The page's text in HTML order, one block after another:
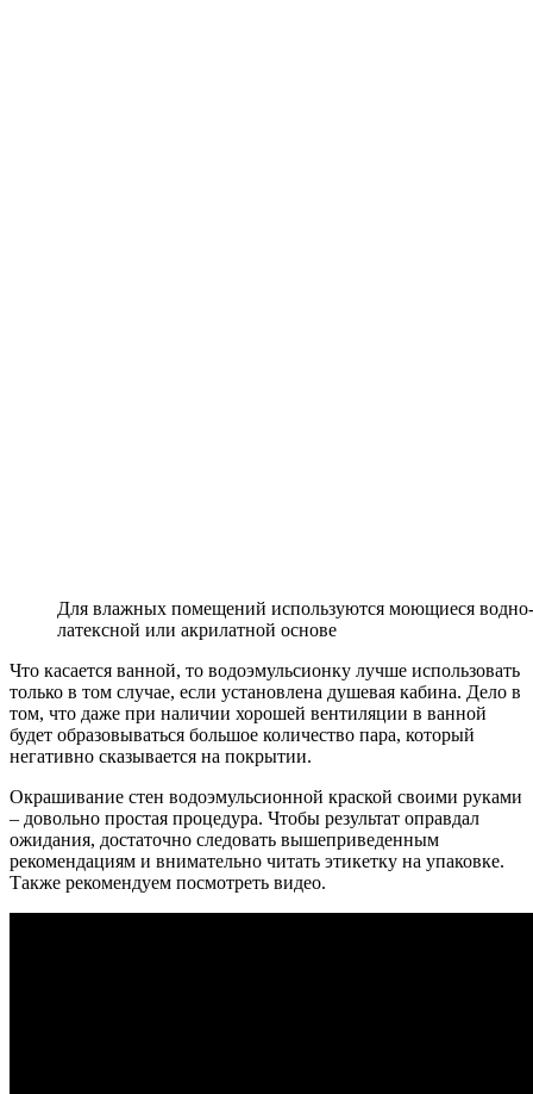
Для влажных помещений используются моющиеся
латексной или акрилатной основе
Что касается ванной, то водоэмульсионку лучше использовать
только в том случае, если установлена душевая кабина. Дело в
том, что даже при наличии хорошей вентиляции в ванной
будет образовываться большое количество пара, который
негативно сказывается на покрытии.
Окрашивание стен водоэмульсионной краской своими руками
– довольно простая процедура. Чтобы результат оправдал
ожидания, достаточно следовать вышеприведенным
рекомендациям и внимательно читать этикетку на упаковке.
Также рекомендуем посмотреть видео.